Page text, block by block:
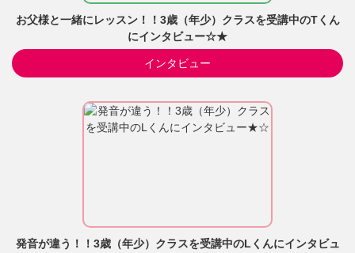
お父様と一緒にレッスン！！3歳（年少）クラスを受講中のTくん
にインタビュー☆★
インタビュー
発音が違う！！3歳（年少）クラスを受講中のLくんにインタビュ